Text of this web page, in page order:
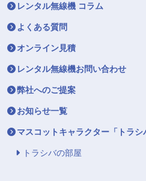
レンタル無線機 コラム
よくある質問
オンライン見積
レンタル無線機お問い合わせ
弊社へのご提案
お知らせ一覧
マスコットキャラクター「トラシ
トラシバの部屋